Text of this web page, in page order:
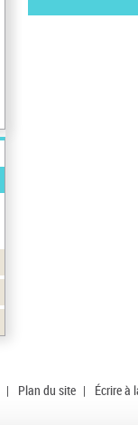
| Plan du site | Écrire à